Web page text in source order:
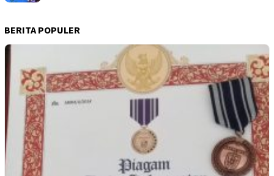
BERITA POPULER